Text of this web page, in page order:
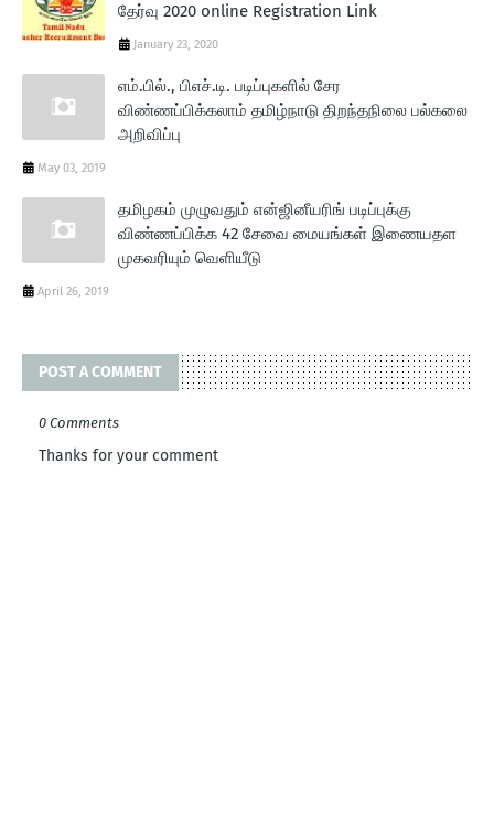
தேர்வு 2020 online Registration Link
January 23, 2020
எம்.பில்., பிஎச்.டி. படிப்புகளில் சேர
விண்ணப்பிக்கலாம் தமிழ்நாடு திறந்தநிலை பல்கலை
அறிவிப்பு
May 03, 2019
தமிழகம் முழுவதும் என்ஜினீயரிங் படிப்புக்கு
விண்ணப்பிக்க 42 சேவை மையங்கள் இணையதள
முகவரியும் வெளியீடு
April 26, 2019
POST A COMMENT
0 Comments
Thanks for your comment